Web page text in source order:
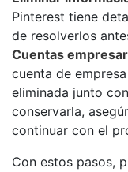
Pinterest tiene
de resolverlos
Cuentas
cuenta de
eliminada junto
conservarla,
continuar con el
Con estos pasos,